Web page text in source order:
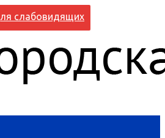
слабовидящих